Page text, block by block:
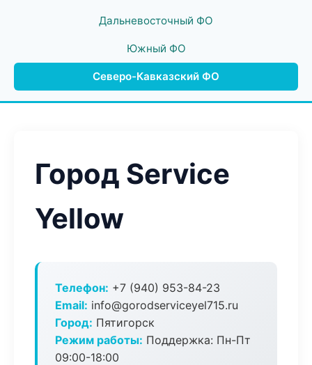
Дальневосточный ФО
Южный ФО
Северо-Кавказский ФО
Город Service
Yellow
Телефон: +7 (940) 953-84-23
Email: info@gorodserviceyel715.ru
Город: Пятигорск
Режим работы: Поддержка: Пн-Пт
09:00-18:00